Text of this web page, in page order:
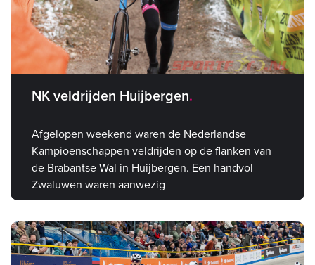
NK veldrijden Huijbergen
Afgelopen weekend waren de Nederlandse
Kampioenschappen veldrijden op de flanken van
de Brabantse Wal in Huijbergen. Een handvol
Zwaluwen waren aanwezig